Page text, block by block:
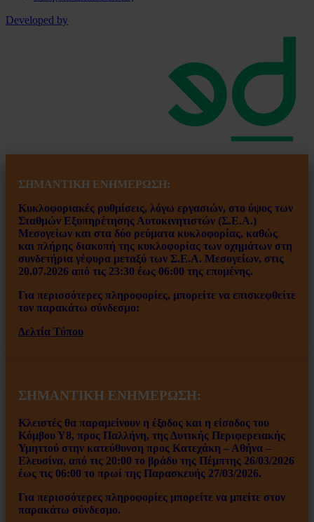
Developed by
ΣΗΜΑΝΤΙΚΗ ΕΝΗΜΕΡΩΣΗ:
Κυκλοφοριακές ρυθμίσεις, λόγω εργασιών, στο ύψος των
Σταθμών Εξυπηρέτησης Αυτοκινητιστών (Σ.Ε.Α.)
Μεσογείων και στα δύο ρεύματα κυκλοφορίας, καθώς
και πλήρης διακοπή της κυκλοφορίας των οχημάτων στη
συνδετήρια γέφυρα μεταξύ των Σ.Ε.Α. Μεσογείων, στις
20.07.2026 από τις 23:30 έως 06:00 της επομένης.
Για περισσότερες πληροφορίες, μπορείτε να επισκεφθείτε
τον παρακάτω σύνδεσμο:
Δελτία Τύπου
ΣΗΜΑΝΤΙΚΗ ΕΝΗΜΕΡΩΣΗ:
Κλειστές θα παραμείνουν η έξοδος και η είσοδος του
Κόμβου Υ8, προς Παλλήνη, της Δυτικής Περιφερειακής
Υμηττού στην κατεύθυνση προς Κατεχάκη – Αθήνα –
Ελευσίνα, από τις 20:00 το βράδυ της Πέμπτης 26/03/2026
έως τις 06:00 το πρωί της Παρασκευής 27/03/2026.
Για περισσότερες πληροφορίες μπορείτε να μπείτε στον
παρακάτω σύνδεσμο.